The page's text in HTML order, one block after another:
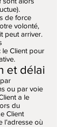
de force
volonté,
peut arriver.
le Client pour
et délai
ou par voie
a le
du
Client
l’adresse où